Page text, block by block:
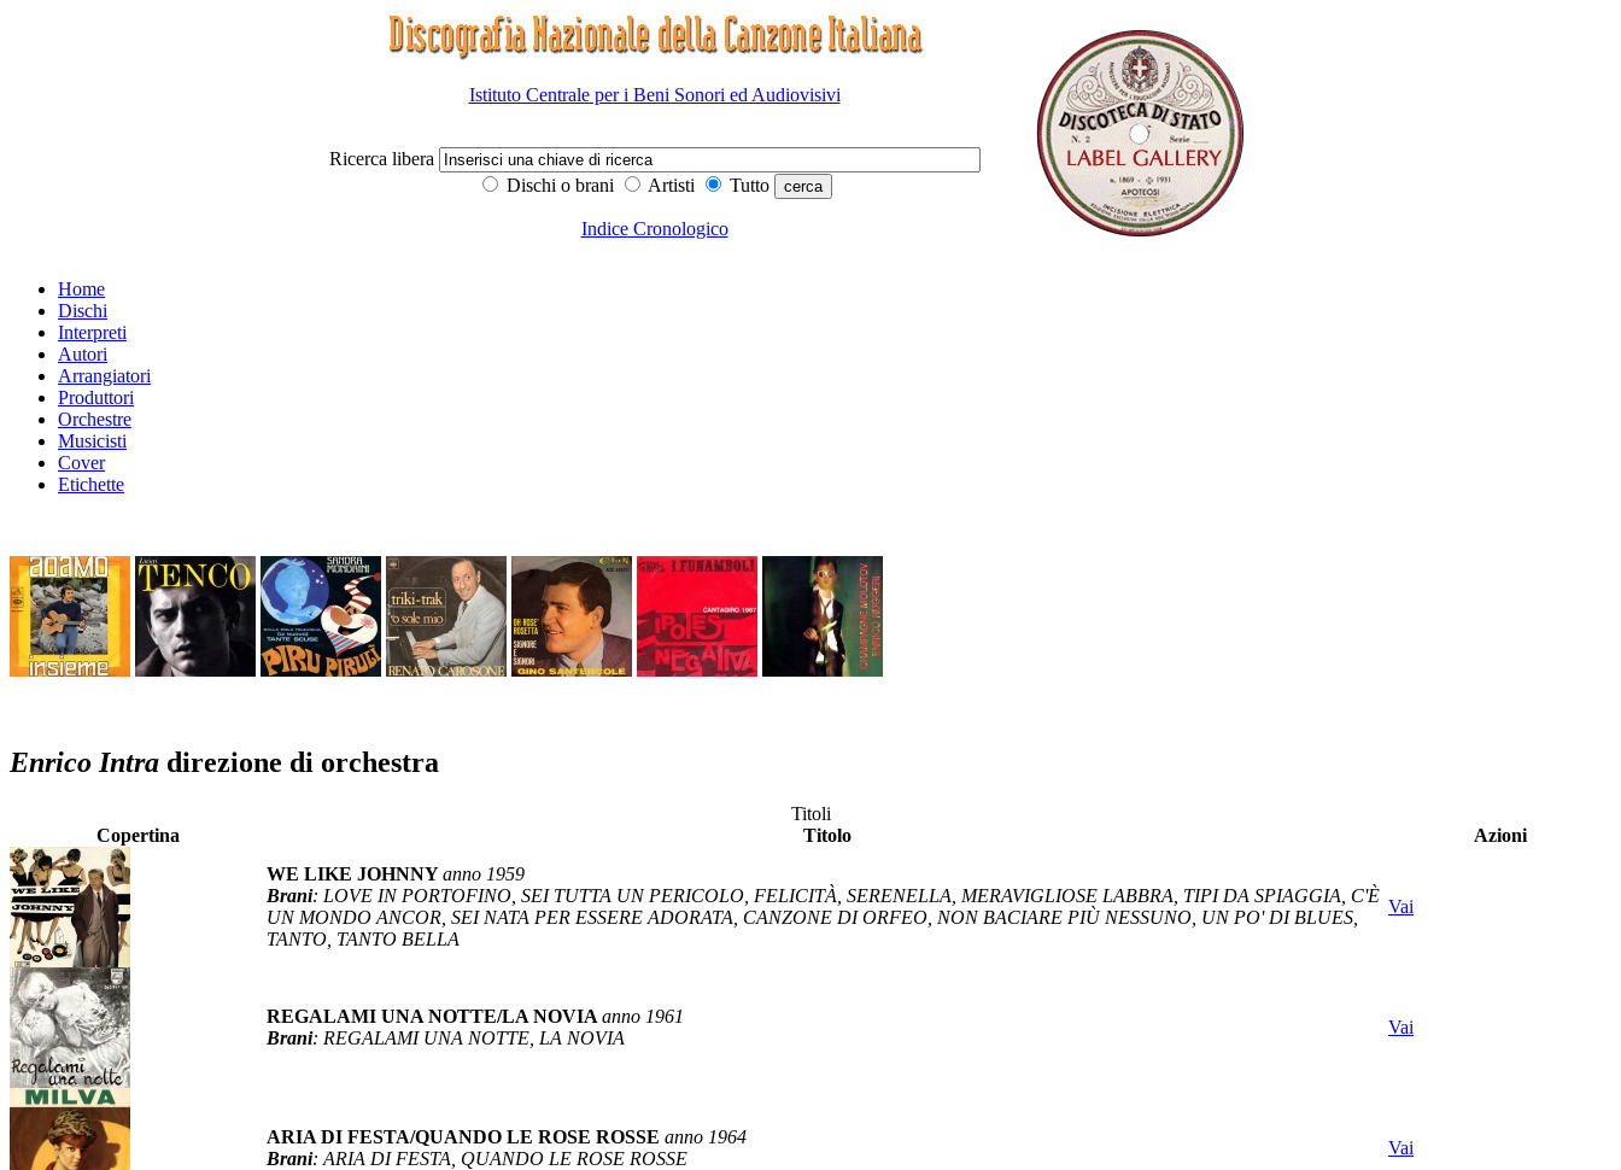
Istituto Centrale per i Beni Sonori ed Audiovisivi
Ricerca libera
Dischi o brani
Artisti Tutto
Indice Cronologico
Home
Dischi
Interpreti
Autori
Arrangiatori
Produttori
Orchestre
Musicisti
Cover
Etichette
Enrico Intra direzione di orchestra
Titoli
Copertina
Titolo
Azioni
WE LIKE JOHNNYanno 1959
Brani: LOVE IN PORTOFINO, SEI TUTTA UN PERICOLO, FELICITÀ, SERENELLA, MERAVIGLIOSE LABBRA, TIPI DA SPIAGGIA, C'È
UN MONDO ANCOR, SEI NATA PER ESSERE ADORATA, CANZONE DI ORFEO, NON BACIARE PIÙ NESSUNO, UN PO' DI BLUES,
TANTO, TANTO BELLA
Vai
REGALAMI UNA NOTTE/LA NOVIA anno 1961
Brani: REGALAMI UNA NOTTE, LA NOVIA
Vai
ARIA DI FESTA/QUANDO LE ROSE ROSSE anno 1964
Brani: ARIA DI FESTA, QUANDO LE ROSE ROSSE
Vai